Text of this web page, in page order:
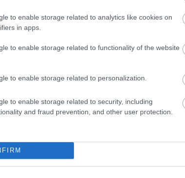
to enable storage related to analytics like cookies on
in apps.
to enable storage related to functionality of the website
to enable storage related to personalization.
to enable storage related to security, including
and fraud prevention, and other user protection.
patria do kategórie luxusných áut.
nezvážia všetky aspekty pred
mimoriadne nestáli pri výbere